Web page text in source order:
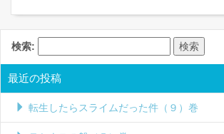
検索:
最近の投稿
転生したらスライムだった件（９）巻